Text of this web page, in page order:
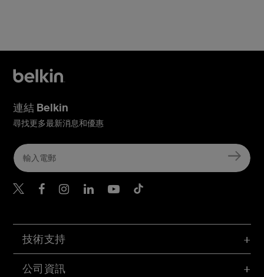
技術支持
公司資訊
連結 Belkin
尋找更多最新消息和優惠
Belkin Twitter
Belkin Hong Kong
Belkin Instagram
Belkin Hong Kong
Belkin Youtube
Belkin TikTok